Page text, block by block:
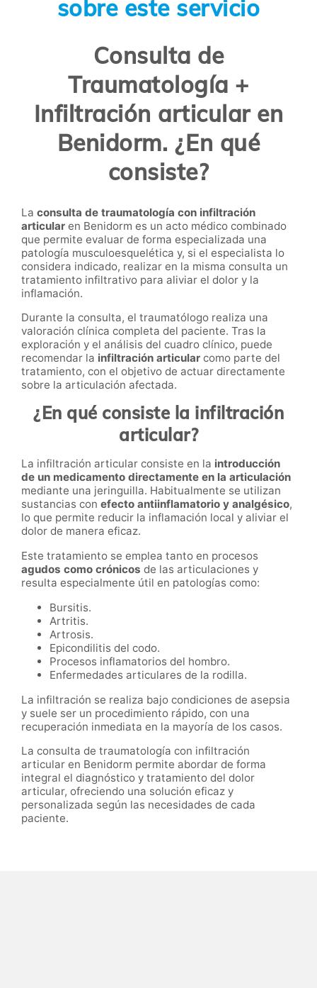
sobre este servicio
Consulta de
Traumatología +
Infiltración articular en
Benidorm. ¿En qué
consiste?
La consulta de traumatología con infiltración
articular en Benidorm es un acto médico combinado
que permite evaluar de forma especializada una
patología musculoesquelética y, si el especialista lo
considera indicado, realizar en la misma consulta un
tratamiento infiltrativo para aliviar el dolor y la
inflamación.
Durante la consulta, el traumatólogo realiza una
valoración clínica completa del paciente. Tras la
exploración y el análisis del cuadro clínico, puede
recomendar la infiltración articular como parte del
tratamiento, con el objetivo de actuar directamente
sobre la articulación afectada.
¿En qué consiste la infiltración
articular?
La infiltración articular consiste en la introducción
de un medicamento directamente en la articulación
mediante una jeringuilla. Habitualmente se utilizan
sustancias con efecto antiinflamatorio y analgésico,
lo que permite reducir la inflamación local y aliviar el
dolor de manera eficaz.
Este tratamiento se emplea tanto en procesos
agudos como crónicos de las articulaciones y
resulta especialmente útil en patologías como:
Bursitis.
Artritis.
Artrosis.
Epicondilitis del codo.
Procesos inflamatorios del hombro.
Enfermedades articulares de la rodilla.
La infiltración se realiza bajo condiciones de asepsia
y suele ser un procedimiento rápido, con una
recuperación inmediata en la mayoría de los casos.
La consulta de traumatología con infiltración
articular en Benidorm permite abordar de forma
integral el diagnóstico y tratamiento del dolor
articular, ofreciendo una solución eficaz y
personalizada según las necesidades de cada
paciente.